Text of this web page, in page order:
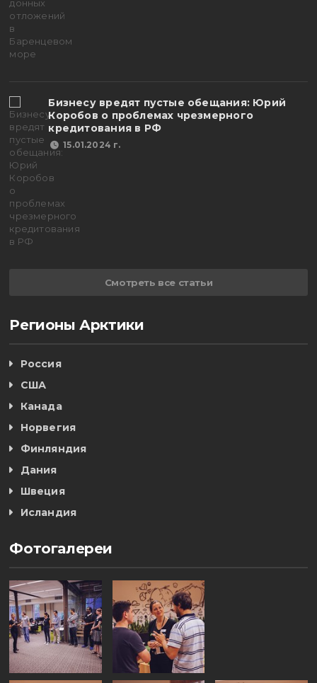
Бизнесу вредят пустые обещания: Юрий
Коробов о проблемах чрезмерного
кредитования в РФ
15.01.2024 г.
Смотреть все статьи
Регионы Арктики
Россия
США
Канада
Норвегия
Финляндия
Дания
Швеция
Исландия
Фотогалереи